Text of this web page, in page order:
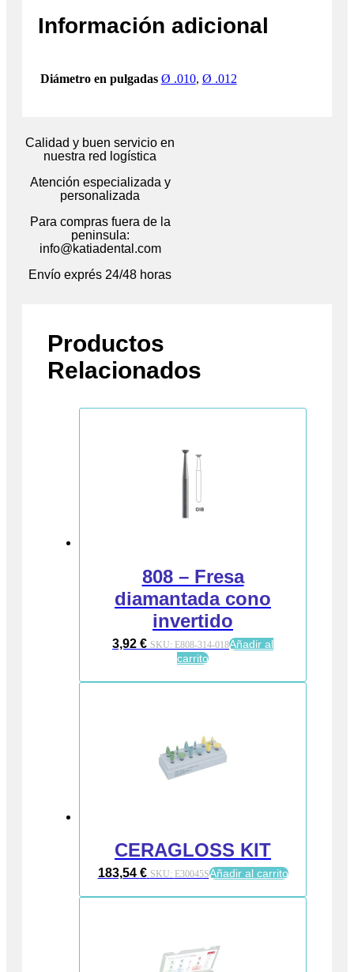
Información adicional
Diámetro en pulgadas Ø .010, Ø .012
Calidad y buen servicio en
nuestra red logística
Atención especializada y
personalizada
Para compras fuera de la
peninsula:
info@katiadental.com
Envío exprés 24/48 horas
Productos
Relacionados
808 – Fresa
diamantada cono
invertido
3,92 € SKU: E808-314-018Añadir al
carrito
CERAGLOSS KIT
183,54 € SKU: E30045SAñadir al carrito